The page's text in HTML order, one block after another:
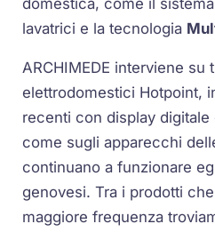
lavatrici e la tecnologia
ARCHIMEDE interviene su
elettrodomestici Hotpoint,
recenti con display
come sugli apparecchi
continuano a funzionare
genovesi. Tra i prodotti
maggiore frequenza